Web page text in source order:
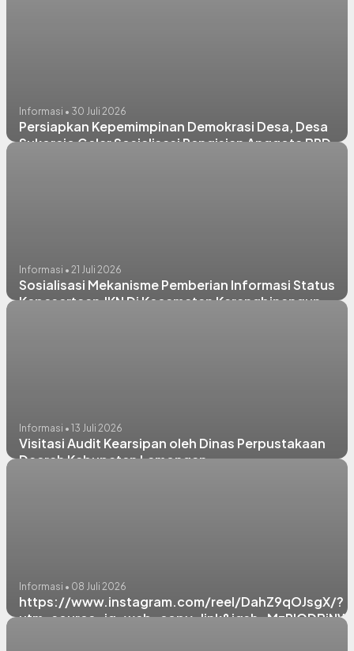
Informasi • 30 Juli 2026
Persiapkan Kepemimpinan Demokrasi Desa, Desa
Sukorejo Gelar Sosialisasi Pengisian Anggota BPD
Informasi • 21 Juli 2026
Sosialisasi Mekanisme Pemberian Informasi Status
Kepesertaan JKN Di Kecamatan Karangbinangun
Informasi • 13 Juli 2026
Visitasi Audit Kearsipan oleh Dinas Perpustakaan
Daerah Kabupaten Lamongan
Informasi • 08 Juli 2026
https://www.instagram.com/reel/DahZ9qOJsgX/?